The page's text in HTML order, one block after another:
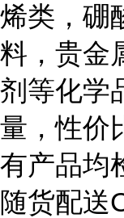
烯类，硼
料，贵金
剂等化学
量，性价
有产品均
随货配送